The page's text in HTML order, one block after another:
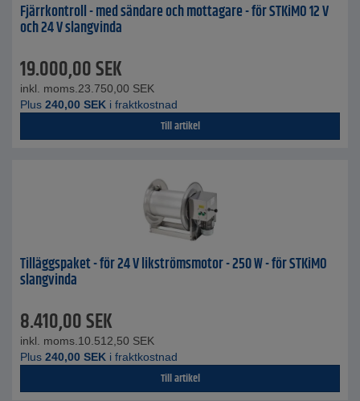
Fjärrkontroll - med sändare och mottagare - för STKiMO 12 V
och 24 V slangvinda
19.000,00SEK
inkl. moms. 23.750,00 SEK
Plus 240,00 SEK i fraktkostnad
Till artikel
Tilläggspaket - för 24 V likströmsmotor - 250 W - för STKiMO
slangvinda
8.410,00SEK
inkl. moms. 10.512,50 SEK
Plus 240,00 SEK i fraktkostnad
Till artikel